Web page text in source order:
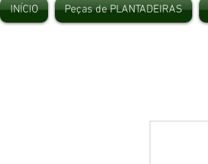
INÍCIO Peças de PLANTADEIRAS